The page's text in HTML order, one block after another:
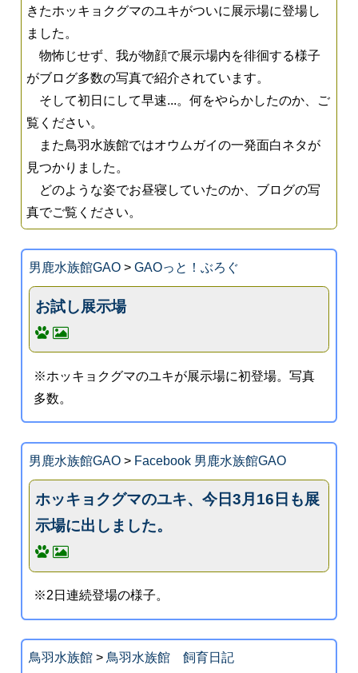
きたホッキョクグマのユキがついに展示場に登場し
ました。
物怖じせず、我が物顔で展示場内を徘徊する様子
がブログ多数の写真で紹介されています。
そして初日にして早速...。何をやらかしたのか、ご
覧ください。
また鳥羽水族館ではオウムガイの一発面白ネタが
見つかりました。
どのような姿でお昼寝していたのか、ブログの写
真でご覧ください。
男鹿水族館GAO> GAOっと！ぶろぐ
お試し展示場
※ホッキョクグマのユキが展示場に初登場。写真
多数。
男鹿水族館GAO> Facebook 男鹿水族館GAO
ホッキョクグマのユキ、今日3月16日も展
示場に出しました。
※2日連続登場の様子。
鳥羽水族館> 鳥羽水族館 飼育日記